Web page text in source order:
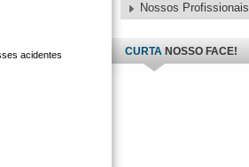
acidentes
Nossos Profissionais
CURTANOSSO FACE!